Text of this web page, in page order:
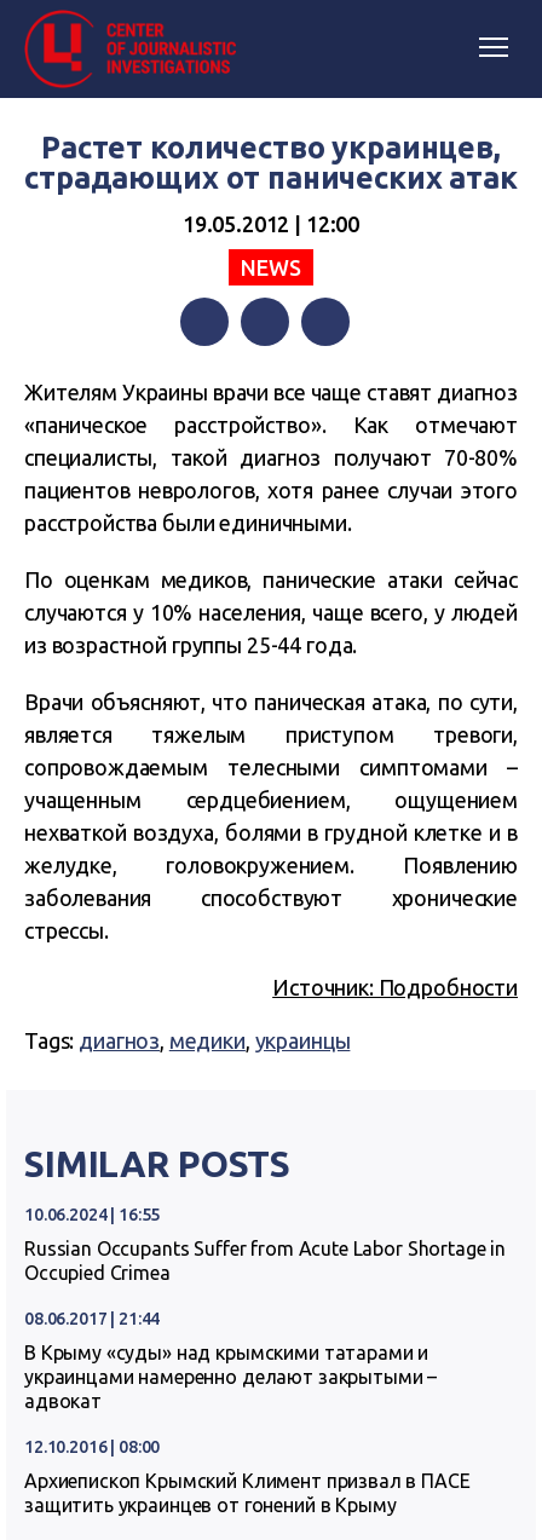
Растет количество украинцев,
страдающих от панических атак
19.05.2012 | 12:00
NEWS
Жителям Украины врачи все чаще ставят диагноз
«паническое расстройство». Как отмечают
специалисты, такой диагноз получают 70-80%
пациентов неврологов, хотя ранее случаи этого
расстройства были единичными.
По оценкам медиков, панические атаки сейчас
случаются у 10% населения, чаще всего, у людей
из возрастной группы 25-44 года.
Врачи объясняют, что паническая атака, по сути,
является тяжелым приступом тревоги,
сопровождаемым телесными симптомами –
учащенным сердцебиением, ощущением
нехваткой воздуха, болями в грудной клетке и в
желудке, головокружением. Появлению
заболевания способствуют хронические
стрессы.
Источник: Подробности
Tags: диагноз, медики, украинцы
SIMILAR POSTS
10.06.2024 | 16:55
Russian Occupants Suffer from Acute Labor Shortage in
Occupied Crimea
08.06.2017 | 21:44
В Крыму «суды» над крымскими татарами и
украинцами намеренно делают закрытыми –
адвокат
12.10.2016 | 08:00
Архиепископ Крымский Климент призвал в ПАСЕ
защитить украинцев от гонений в Крыму